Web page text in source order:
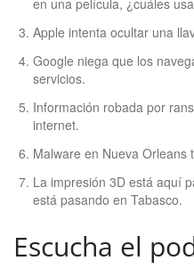
en una película, ¿cuáles
Apple intenta ocultar una
Google niega que los
servicios.
Información robada por
internet.
Malware en Nueva Orleans
La impresión 3D está aquí
está pasando en Tabasco.
Escucha el